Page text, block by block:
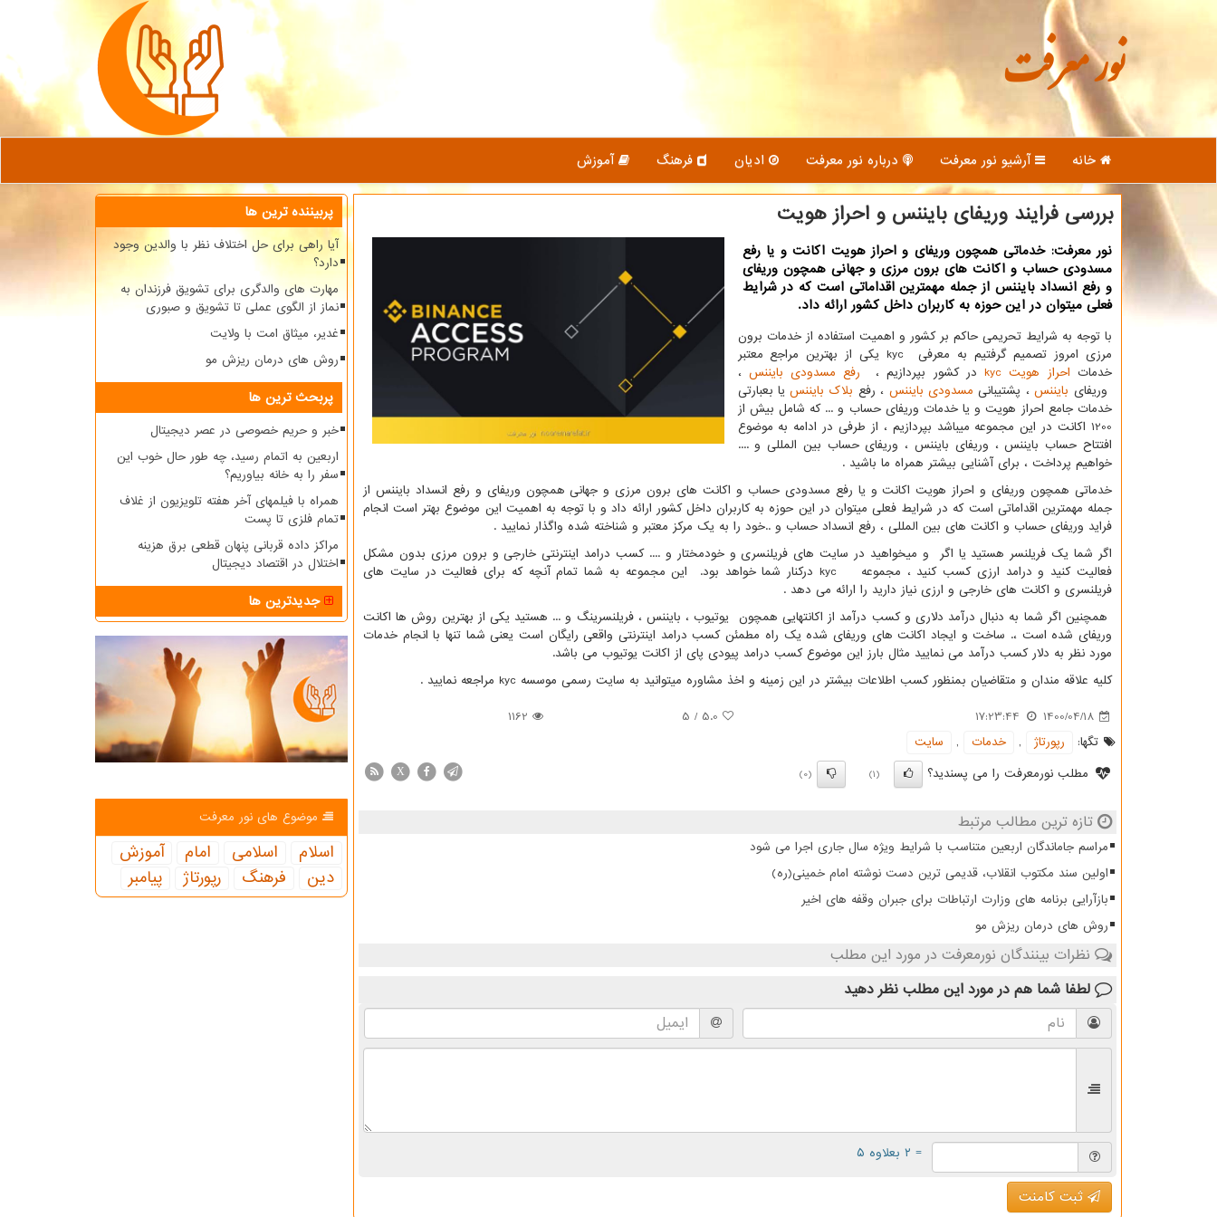
نور معرفت
خانه آرشیو نور معرفت درباره نور معرفت ادیان فرهنگ آموزش
بررسی فرایند وریفای بایننس و احراز هویت
نور معرفت: خدماتی همچون وریفای و احراز هویت اكانت و یا رفع
مسدودی حساب و اكانت های برون مرزی و جهانی همچون وریفای
و رفع انسداد بایننس از جمله مهمترین اقداماتی است كه در شرایط
فعلی میتوان در این حوزه به كاربران داخل كشور ارائه داد.
با توجه به شرایط تحریمی حاکم بر کشور و اهمیت استفاده از خدمات برون
مرزی امروز تصمیم گرفتیم به معرفی
kycیکی از بهترین مراجع معتبر
خدمات احراز هویت kycدر کشور بپردازیم ، رفع مسدودی بایننس ،
وریفای بایننس، پشتیبانی مسدودی بایننس ، رفع بلاک بایننس یا بعبارتی
خدمات جامع احراز هویت و یا خدمات وریفای حساب و ... که شامل بیش از
1200 اکانت در این مجموعه میباشد بپردازیم ، از طرفی در ادامه به موضوع
افتتاح حساب بایننس ، وریفای بایننس ، وریفای حساب بین المللی و ....
خواهیم پرداخت ، برای آشنایی بیشتر همراه ما باشید .
خدماتی همچون وریفای و احراز هویت اکانت و یا رفع مسدودی حساب و اکانت های برون مرزی و جهانی همچون وریفای و رفع انسداد بایننس از
جمله مهمترین اقداماتی است که در شرایط فعلی میتوان در این حوزه به کاربران داخل کشور ارائه داد و با توجه به اهمیت این موضوع بهتر است انجام
فراید وریفای حساب و اکانت های بین المللی ، رفع انسداد حساب و ..خود را به یک مرکز معتبر و شناخته شده واگذار نمایید .
اگر شما یک فریلنسر هستید یا اگر و میخواهید در سایت های فریلنسری و خودمختار و .... کسب درامد اینترنتی خارجی و برون مرزی بدون مشکل
فعالیت کنید و درامد ارزی کسب کنید ، مجموعه kyc درکنار شما خواهد بود. این مجموعه به شما تمام آنچه که برای فعالیت در سایت های
فریلنسری و اکانت های خارجی و ارزی نیاز دارید را ارائه می دهد .
همچنین اگر شما به دنبال درآمد دلاری و کسب درآمد از اکانتهایی همچون یوتیوب ، بایننس ، فریلنسرینگ و ... هستید یکی از بهترین روش ها اکانت
وریفای شده است ،. ساخت و ایجاد اکانت های وریفای شده یک راه مطمئن کسب درامد اینترنتی واقعی رایگان است یعنی شما تنها با انجام خدمات
مورد نظر به دلار کسب درآمد می نمایید مثال بارز این موضوع کسب درامد پیودی پای از اکانت یوتیوب می باشد.
کلیه علاقه مندان و متقاضیان بمنظور کسب اطلاعات بیشتر در این زمینه و اخذ مشاوره میتوانید به سایت رسمی موسسه kyc مراجعه نمایید .
1400/04/18
17:23:44
5.0
/
5
1162
تگها:
رپورتاژ , خدمات ,
سایت
مطلب نورمعرفت را می پسندید؟
(1)
(0)
X
تازه ترین مطالب مرتبط
مراسم جاماندگان اربعین متناسب با شرایط ویژه سال جاری اجرا می شود
اولین سند مکتوب انقلاب، قدیمی ترین دست نوشته امام خمینی(ره)
بازآرایی برنامه های وزارت ارتباطات برای جبران وقفه های اخیر
روش های درمان ریزش مو
نظرات بینندگان نورمعرفت در مورد این مطلب
لطفا شما هم در مورد این مطلب نظر دهید
= ۲ بعلاوه ۵
ثبت کامنت
پربیننده ترین ها
آیا راهی برای حل اختلاف نظر با والدین وجود
دارد؟
مهارت های والدگری برای تشویق فرزندان به
نماز از الگوی عملی تا تشویق و صبوری
غدیر، میثاق امت با ولایت
روش های درمان ریزش مو
پربحث ترین ها
خبر و حریم خصوصی در عصر دیجیتال
اربعین به اتمام رسید، چه طور حال خوب این
سفر را به خانه بیاوریم؟
همراه با فیلمهای آخر هفته تلویزیون از غلاف
تمام فلزی تا پست
مراکز داده قربانی پنهان قطعی برق هزینه
اختلال در اقتصاد دیجیتال
جدیدترین ها
موضوع های نور معرفت
اسلام اسلامی امام
آموزش
دین
فرهنگ رپورتاژ پیامبر